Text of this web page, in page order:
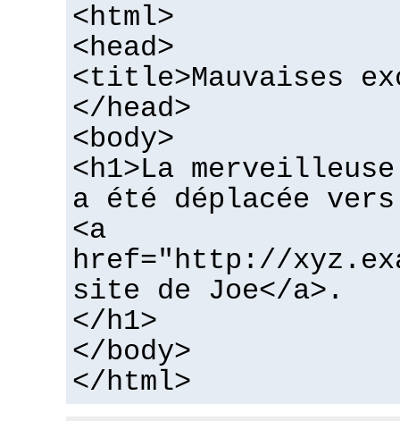
<html>
<head>
<title>Mauvaises
</head>
<body>
<h1>La
a été déplacée vers
<a
href="http://
site de Joe</a>.
</h1>
</body>
</html>